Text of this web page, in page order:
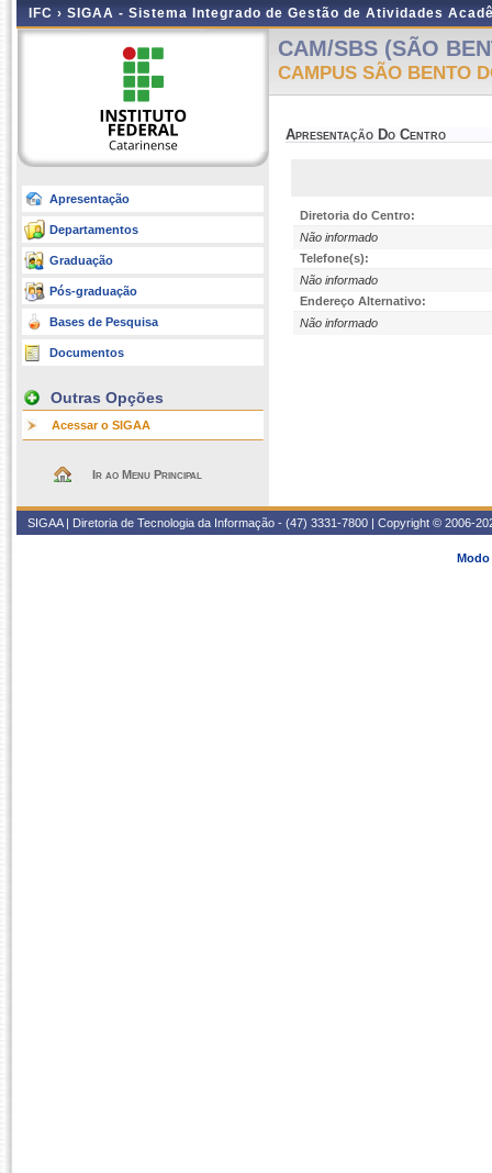
IFC › SIGAA - Sistema Integrado de Gestão de Atividades
Apresentação
Departamentos
Graduação
Pós-graduação
Bases de Pesquisa
Documentos
Outras Opções
Acessar o SIGAA
Ir ao Menu Principal
CAM/SBS (SÃO
CAMPUS SÃO BENTO
Apresentação Do Centro
Diretoria do Centro:
Não informado
Telefone(s):
Não informado
Endereço Alternativo:
Não informado
SIGAA | Diretoria de Tecnologia da Informação - (47) 3331-7800 | Copyright © 2006-
Modo